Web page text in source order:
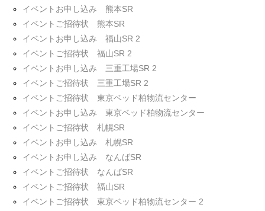
イベントお申し込み 熊本SR
イベントご招待状 熊本SR
イベントお申し込み 福山SR 2
イベントご招待状 福山SR 2
イベントお申し込み 三重工場SR 2
イベントご招待状 三重工場SR 2
イベントご招待状 東京ベッド柏物流センター
イベントお申し込み 東京ベッド柏物流センター
イベントご招待状 札幌SR
イベントお申し込み 札幌SR
イベントお申し込み なんばSR
イベントご招待状 なんばSR
イベントご招待状 福山SR
イベントご招待状 東京ベッド柏物流センター 2